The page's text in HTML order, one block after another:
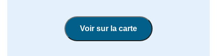
Voir sur la carte